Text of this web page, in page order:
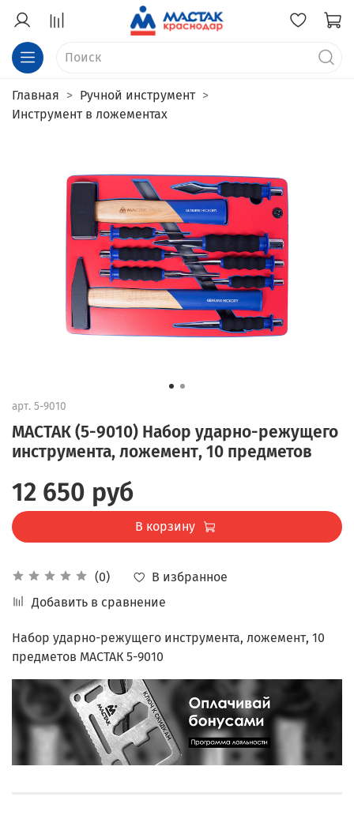
Главная
Ручной инструмент
Инструмент в ложементах
арт. 5-9010
МАСТАК (5-9010) Набор ударно-режущего
инструмента, ложемент, 10 предметов
(0)
В избранное
Добавить в сравнение
12 650 руб
В корзину
Набор ударно-режущего инструмента, ложемент, 10
предметов МАСТАК 5-9010